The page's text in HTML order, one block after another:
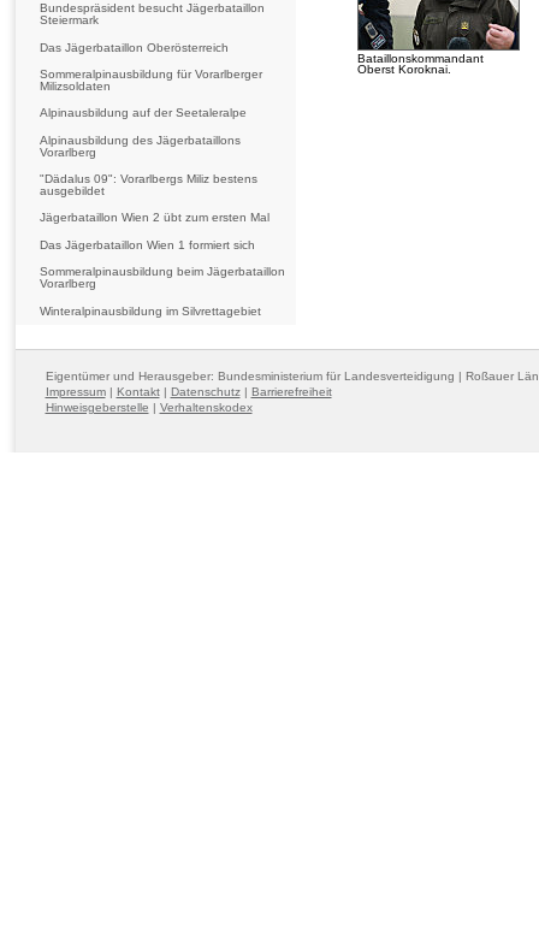
Bundespräsident besucht Jägerbataillon
Steiermark
Das Jägerbataillon Oberösterreich
Sommeralpinausbildung für Vorarlberger
Milizsoldaten
Alpinausbildung auf der Seetaleralpe
Alpinausbildung des Jägerbataillons
Vorarlberg
"Dädalus 09": Vorarlbergs Miliz bestens
ausgebildet
Jägerbataillon Wien 2 übt zum ersten Mal
Das Jägerbataillon Wien 1 formiert sich
Sommeralpinausbildung beim Jägerbataillon
Vorarlberg
Winteralpinausbildung im Silvrettagebiet
Bataillonskommandant
Oberst Koroknai.
Eigentümer und Herausgeber: Bundesministerium für Landesverteidigung | Roßauer
Impressum| Kontakt| Datenschutz| Barrierefreiheit
Hinweisgeberstelle | Verhaltenskodex